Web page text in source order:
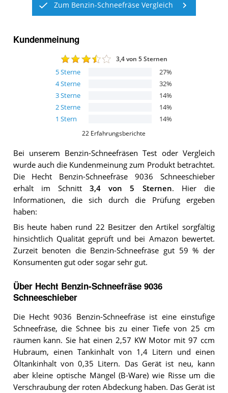
Zum Benzin-Schneefräse Vergleich
Kundenmeinung
3,4von 5 Sternen
5Sterne 27%
4Sterne 32%
3Sterne 14%
2Sterne 14%
1 Stern 14%
22 Erfahrungsberichte
Bei unserem Benzin-Schneefräsen Test oder Vergleich
wurde auch die Kundenmeinung zum Produkt betrachtet.
Die
Hecht Benzin-Schneefräse 9036 Schneeschieber
erhält im Schnitt3,4 von 5 Sternen. Hier die
Informationen, die sich durch die Prüfung ergeben
haben:
Bis heute haben rund 22 Besitzer den Artikel sorgfältig
hinsichtlich Qualität geprüft und bei Amazon bewertet.
Zurzeit benoten die Benzin-Schneefräse gut 59 % der
Konsumenten gut oder sogar sehr gut.
Über Hecht Benzin-Schneefräse 9036
Schneeschieber
Die Hecht 9036 Benzin-Schneefräse ist eine einstufige
Schneefräse, die Schnee bis zu einer Tiefe von 25 cm
räumen kann. Sie hat einen 2,57 KW Motor mit 97 ccm
Hubraum, einen Tankinhalt von 1,4 Litern und einen
Öltankinhalt von 0,35 Litern. Das Gerät ist neu, kann
aber kleine optische Mängel (B-Ware) wie Risse um die
Verschraubung der roten Abdeckung haben. Das Gerät ist